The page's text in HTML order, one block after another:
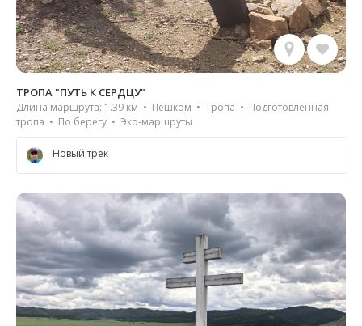
ТРОПА "ПУТЬ К СЕРДЦУ"
Длина маршрута: 1.39 км • Пешком • Тропа • Подготовленная
тропа • По берегу • Эко-маршруты
Новый трек